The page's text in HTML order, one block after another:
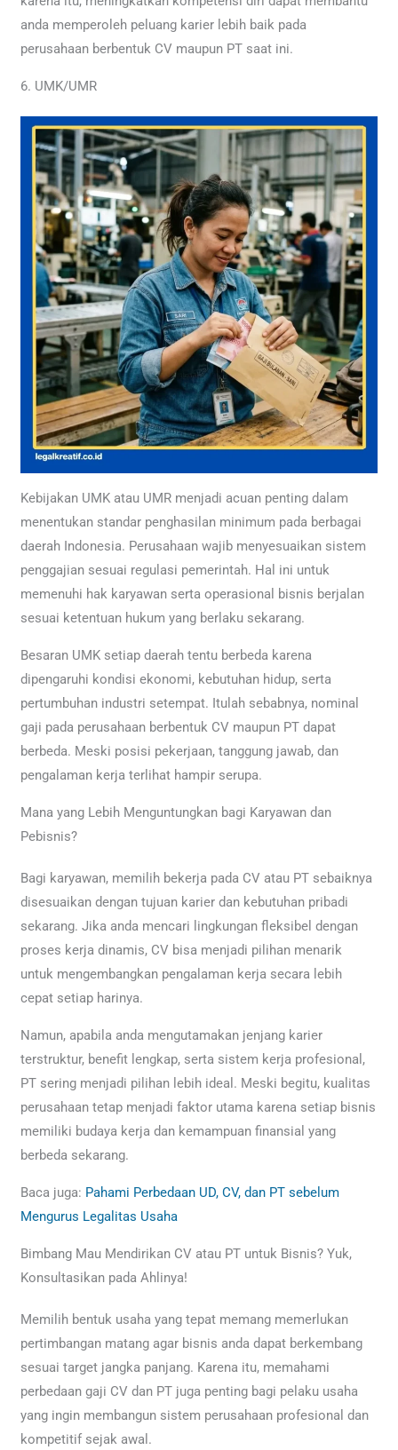
anda memperoleh peluang karier lebih baik pada
perusahaan berbentuk CV maupun PT saat ini.
6. UMK/UMR
Kebijakan UMK atau UMR menjadi acuan penting dalam
menentukan standar penghasilan minimum pada berbagai
daerah Indonesia. Perusahaan wajib menyesuaikan sistem
penggajian sesuai regulasi pemerintah. Hal ini untuk
memenuhi hak karyawan serta operasional bisnis berjalan
sesuai ketentuan hukum yang berlaku sekarang.
Besaran UMK setiap daerah tentu berbeda karena
dipengaruhi kondisi ekonomi, kebutuhan hidup, serta
pertumbuhan industri setempat. Itulah sebabnya, nominal
gaji pada perusahaan berbentuk CV maupun PT dapat
berbeda. Meski posisi pekerjaan, tanggung jawab, dan
pengalaman kerja terlihat hampir serupa.
Mana yang Lebih Menguntungkan bagi Karyawan dan
Pebisnis?
Bagi karyawan, memilih bekerja pada CV atau PT sebaiknya
disesuaikan dengan tujuan karier dan kebutuhan pribadi
sekarang. Jika anda mencari lingkungan fleksibel dengan
proses kerja dinamis, CV bisa menjadi pilihan menarik
untuk mengembangkan pengalaman kerja secara lebih
cepat setiap harinya.
Namun, apabila anda mengutamakan jenjang karier
terstruktur, benefit lengkap, serta sistem kerja profesional,
PT sering menjadi pilihan lebih ideal. Meski begitu, kualitas
perusahaan tetap menjadi faktor utama karena setiap bisnis
memiliki budaya kerja dan kemampuan finansial yang
berbeda sekarang.
Baca juga: Pahami Perbedaan UD, CV, dan PT sebelum
Mengurus Legalitas Usaha
Bimbang Mau Mendirikan CV atau PT untuk Bisnis? Yuk,
Konsultasikan pada Ahlinya!
Memilih bentuk usaha yang tepat memang memerlukan
pertimbangan matang agar bisnis anda dapat berkembang
sesuai target jangka panjang. Karena itu, memahami
perbedaan gaji CV dan PT juga penting bagi pelaku usaha
yang ingin membangun sistem perusahaan profesional dan
kompetitif sejak awal.